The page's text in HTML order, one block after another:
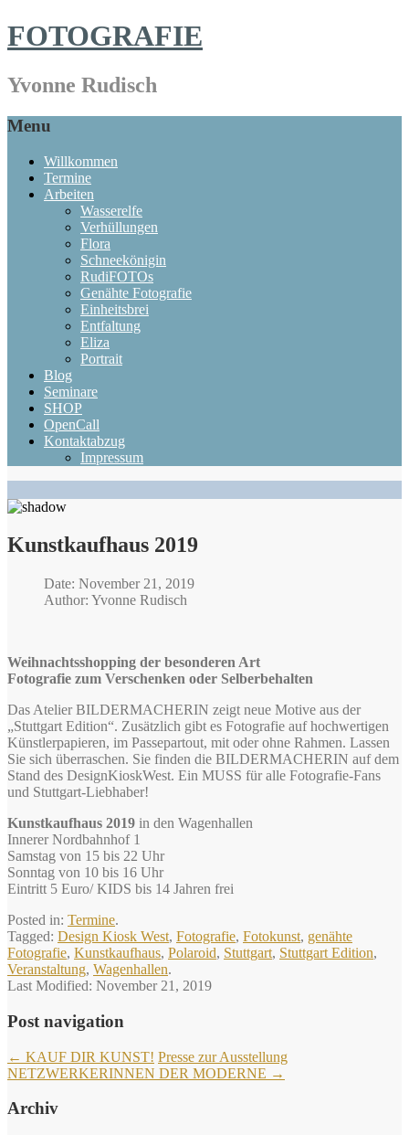
FOTOGRAFIE
Yvonne Rudisch
Menu
Willkommen
Termine
Arbeiten
Wasserelfe
Verhüllungen
Flora
Schneekönigin
RudiFOTOs
Genähte Fotografie
Einheitsbrei
Entfaltung
Eliza
Portrait
Blog
Seminare
SHOP
OpenCall
Kontaktabzug
Impressum
Kunstkaufhaus 2019
Date: November 21, 2019
Author: Yvonne Rudisch
Weihnachtsshopping der besonderen Art
Fotografie zum Verschenken oder Selberbehalten
Das Atelier BILDERMACHERIN zeigt neue Motive aus der
„Stuttgart Edition“. Zusätzlich gibt es Fotografie auf hochwertigen
Künstlerpapieren, im Passepartout, mit oder ohne Rahmen. Lassen
Sie sich überraschen. Sie finden die BILDERMACHERIN auf dem
Stand des DesignKioskWest. Ein MUSS für alle Fotografie-Fans
und Stuttgart-Liebhaber!
Kunstkaufhaus 2019 in den Wagenhallen
Innerer Nordbahnhof 1
Samstag von 15 bis 22 Uhr
Sonntag von 10 bis 16 Uhr
Eintritt 5 Euro/ KIDS bis 14 Jahren frei
Posted in: Termine.
Tagged: Design Kiosk West, Fotografie, Fotokunst, genähte
Fotografie, Kunstkaufhaus, Polaroid, Stuttgart, Stuttgart Edition,
Veranstaltung, Wagenhallen.
Last Modified: November 21, 2019
Post navigation
← KAUF DIR KUNST! Presse zur Ausstellung
NETZWERKERINNEN DER MODERNE →
Archiv